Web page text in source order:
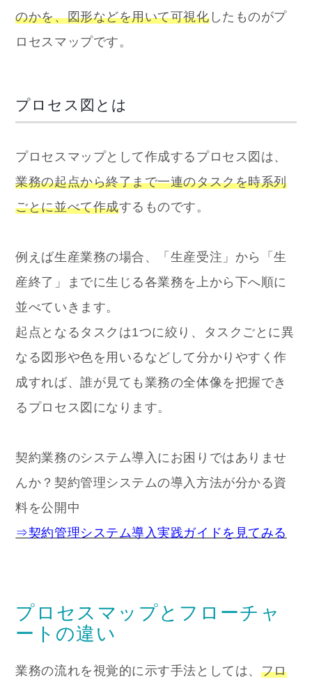
のかを、図形などを用いて可視化したものがプ
ロセスマップです。
プロセス図とは
プロセスマップとして作成するプロセス図は、
業務の起点から終了まで一連のタスクを時系列
ごとに並べて作成するものです。
例えば生産業務の場合、「生産受注」から「生
産終了」までに生じる各業務を上から下へ順に
並べていきます。
起点となるタスクは1つに絞り、タスクごとに異
なる図形や色を用いるなどして分かりやすく作
成すれば、誰が見ても業務の全体像を把握でき
るプロセス図になります。
契約業務のシステム導入にお困りではありませ
んか？契約管理システムの導入方法が分かる資
料を公開中
⇒契約管理システム導入実践ガイドを見てみる
プロセスマップとフローチャ
ートの違い
業務の流れを視覚的に示す手法としては、 フロ